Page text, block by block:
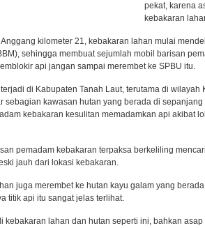
pekat, karena
kebakaran
kilometer 21, kebakaran lahan mulai
sehingga membuat sejumlah mobil barisan
api jangan sampai merembet ke SPBU itu.
di Kabupaten Tanah Laut, terutama di wilayah
sebagian kawasan hutan yang berada di
kebakaran kesulitan memadamkan api akibat
pemadam kebakaran terpaksa berkeliling
jauh dari lokasi kebakaran.
juga merembet ke hutan kayu galam yang
titik api itu sangat jelas terlihat.
kebakaran lahan dan hutan seperti ini, bahkan